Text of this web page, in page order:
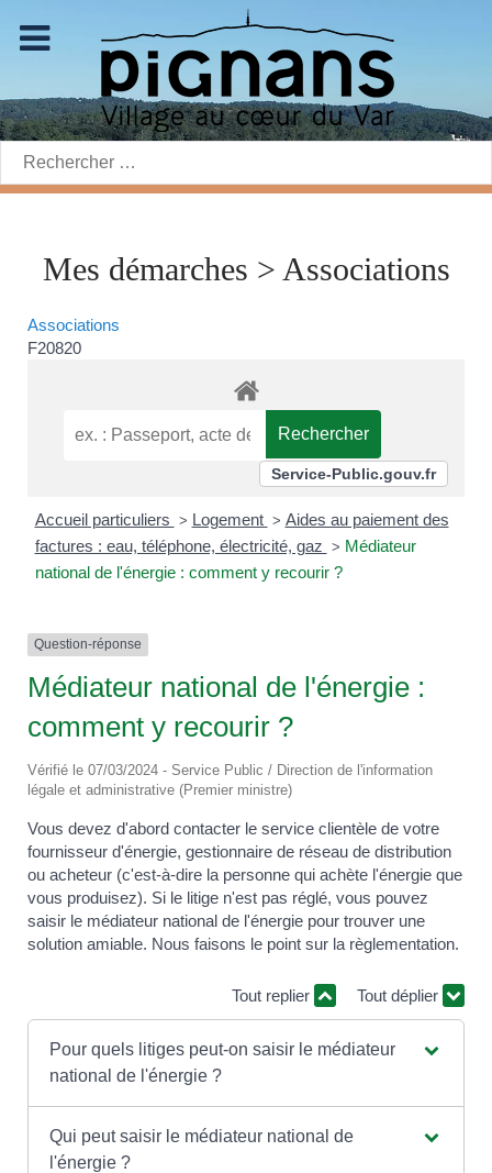
Rechercher:
Mes démarches > Associations
Associations
F20820
Service-Public.gouv.fr
Accueil particuliers > Logement > Aides au paiement des
factures : eau, téléphone, électricité, gaz > Médiateur
national de l'énergie : comment y recourir ?
Question-réponse
Médiateur national de l'énergie :
comment y recourir ?
Vérifié le 07/03/2024 - Service Public / Direction de l'information
légale et administrative (Premier ministre)
Vous devez d'abord contacter le service clientèle de votre
fournisseur d'énergie, gestionnaire de réseau de distribution
ou acheteur (c'est-à-dire la personne qui achète l'énergie que
vous produisez). Si le litige n'est pas réglé, vous pouvez
saisir le médiateur national de l'énergie pour trouver une
solution amiable. Nous faisons le point sur la règlementation.
Tout replier Tout déplier
Pour quels litiges peut-on saisir le médiateur
national de l'énergie ?
Qui peut saisir le médiateur national de
l'énergie ?